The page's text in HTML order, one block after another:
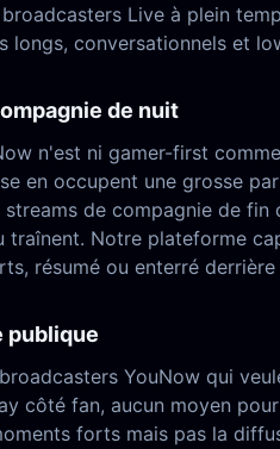
Live à plein
longs, conversationnels et
de nuit
n'est ni gamer-first
en occupent une grosse
de compagnie de
Notre plateforme
résumé ou enterré
publique
YouNow qui
côté fan, aucun moyen
forts mais pas la